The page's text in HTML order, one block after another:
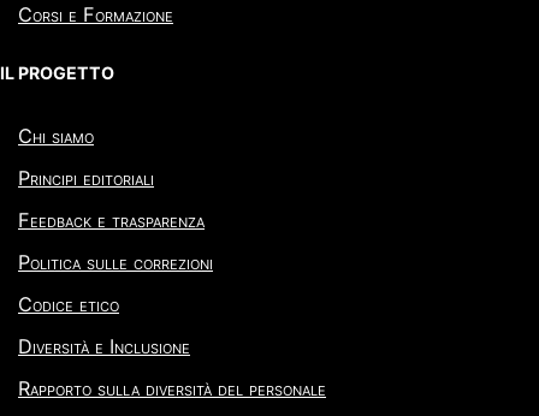
Corsi e Formazione
IL PROGETTO
Chi siamo
Principi editoriali
Feedback e trasparenza
Politica sulle correzioni
Codice etico
Diversità e Inclusione
Rapporto sulla diversità del personale